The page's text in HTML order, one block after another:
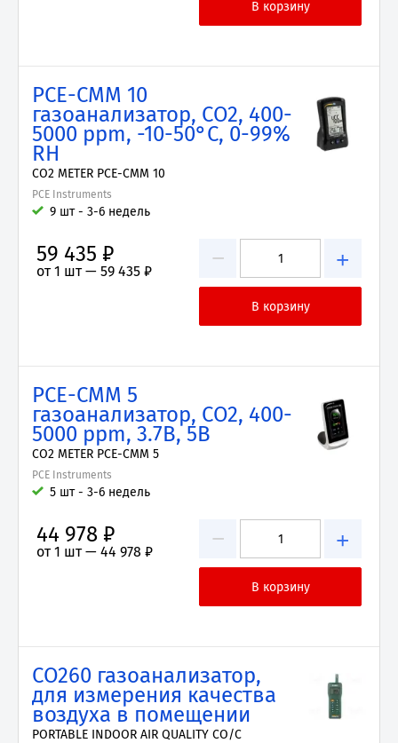
PCE-CMM 10
газоанализатор, CO2, 400-
5000 ppm, -10-50°C, 0-99%
RH
CO2 METER PCE-CMM 10
PCE Instruments
9 шт - 3-6 недель
− +
59 435 ₽
от 1 шт — 59 435 ₽
PCE-CMM 5
газоанализатор, CO2, 400-
5000 ppm, 3.7В, 5В
CO2 METER PCE-CMM 5
PCE Instruments
5 шт - 3-6 недель
− +
44 978 ₽
от 1 шт — 44 978 ₽
CO260 газоанализатор,
для измерения качества
воздуха в помещении
PORTABLE INDOOR AIR QUALITY CO/C